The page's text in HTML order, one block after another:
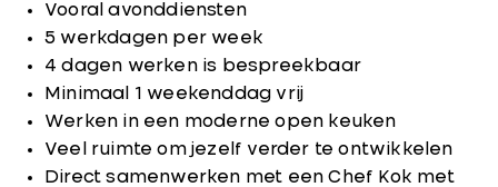
Vooral avonddiensten
5 werkdagen per week
4 dagen werken is bespreekbaar
Minimaal 1 weekenddag vrij
Werken in een moderne open keuken
Veel ruimte om jezelf verder te ontwikkelen
Direct samenwerken met een Chef Kok met